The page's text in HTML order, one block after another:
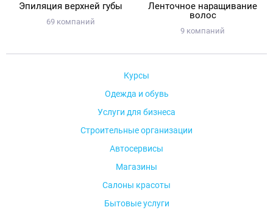
Эпиляция верхней губы
69 компаний
Ленточное наращивание
волос
9 компаний
Курсы
Одежда и обувь
Услуги для бизнеса
Строительные организации
Автосервисы
Магазины
Салоны красоты
Бытовые услуги